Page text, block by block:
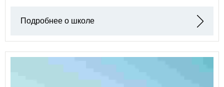
Подробнее о школе